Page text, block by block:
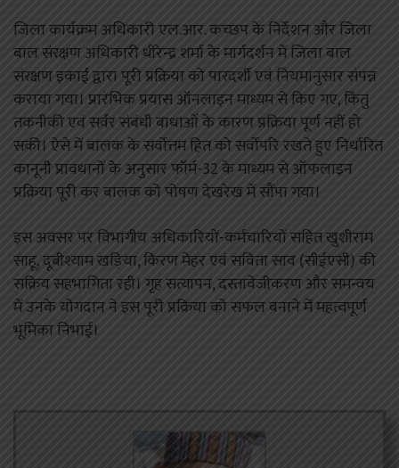
जिला कार्यक्रम अधिकारी एल.आर. कच्छप के निर्देशन और जिला
बाल संरक्षण अधिकारी धीरेन्द्र शर्मा के मार्गदर्शन में जिला बाल
संरक्षण इकाई द्वारा पूरी प्रक्रिया को पारदर्शी एवं नियमानुसार संपन्न
कराया गया। प्रारंभिक प्रयास ऑनलाइन माध्यम से किए गए, किंतु
तकनीकी एवं सर्वर संबंधी बाधाओं के कारण प्रक्रिया पूर्ण नहीं हो
सकी। ऐसे में बालक के सर्वाेत्तम हित को सर्वाेपरि रखते हुए निर्धारित
कानूनी प्रावधानों के अनुसार फॉर्म-32 के माध्यम से ऑफलाइन
प्रक्रिया पूरी कर बालक को पोषण देखरेख में सौंपा गया।
इस अवसर पर विभागीय अधिकारियों-कर्मचारियों सहित खुशीराम
साहू, दूबीश्याम खड़िया, किरण मेहर एवं सविता साव (सीईएसी) की
सक्रिय सहभागिता रही। गृह सत्यापन, दस्तावेजीकरण और समन्वय
में उनके योगदान ने इस पूरी प्रक्रिया को सफल बनाने में महत्वपूर्ण
भूमिका निभाई।